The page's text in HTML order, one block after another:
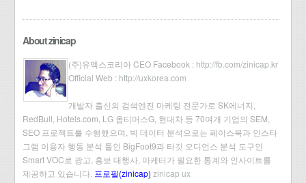
About zinicap
(주)유엑스코리아 CEO Facebook : http://fb.com/zinicap.kr
Official Web : http://uxkorea.com
개발자 출신의 검색엔진 마케팅 전문가로 SK에너지,
RedBull, Hotels.com, LG 옵티머스G, 현대차 등 70여개 기업의 SEM,
SEO 프로젝트를 수행했으며, 빅 데이터 분석으로는 페이스북과 인스타
그램 이용자 행동 분석 툴인 BigFoot9과 타깃 오디언스 분석 도구인
Smart VOC로 광고, 홍보 대행사, 마케터가 필요한 통계와 인사이트를
제공하고 있습니다. 프로필(zinicap) zinicap ux